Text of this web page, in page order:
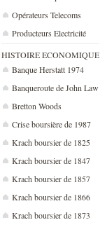
Opérateurs Telecoms
Producteurs Electricité
HISTOIRE ECONOMIQUE
Banque Herstatt 1974
Banqueroute de John Law
Bretton Woods
Crise boursière de 1987
Krach boursier de 1825
Krach boursier de 1847
Krach boursier de 1857
Krach boursier de 1866
Krach boursier de 1873